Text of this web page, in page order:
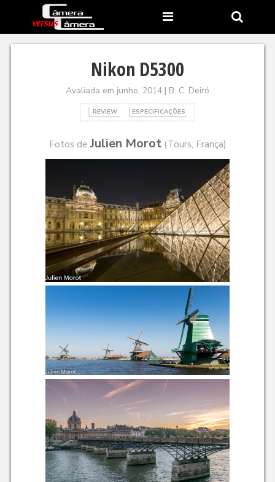
Nikon D5300
Avaliada em junho, 2014 | B. C. Deiró
REVIEW ESPECIFICAÇÕES
Fotos de Julien Morot(Tours, França)